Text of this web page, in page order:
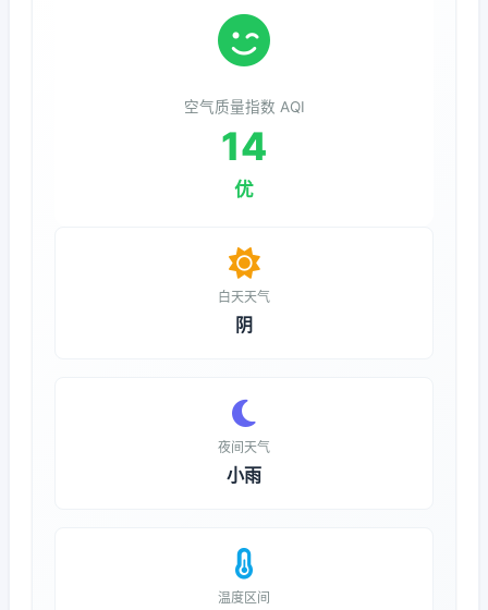
空气质量指数 AQI
14
优
白天天气
阴
夜间天气
小雨
温度区间